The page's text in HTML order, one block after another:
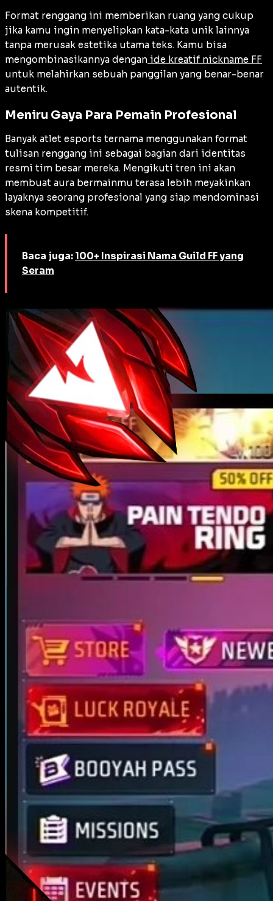
Format renggang ini memberikan ruang yang cukup
jika kamu ingin menyelipkan kata-kata unik lainnya
tanpa merusak estetika utama teks. Kamu bisa
mengombinasikannya dengan ide kreatif nickname FF
untuk melahirkan sebuah panggilan yang benar-benar
autentik.
Meniru Gaya Para Pemain Profesional
Banyak atlet esports ternama menggunakan format
tulisan renggang ini sebagai bagian dari identitas
resmi tim besar mereka. Mengikuti tren ini akan
membuat aura bermainmu terasa lebih meyakinkan
layaknya seorang profesional yang siap mendominasi
skena kompetitif.
Baca juga: 100+ Inspirasi Nama Guild FF yang
Seram